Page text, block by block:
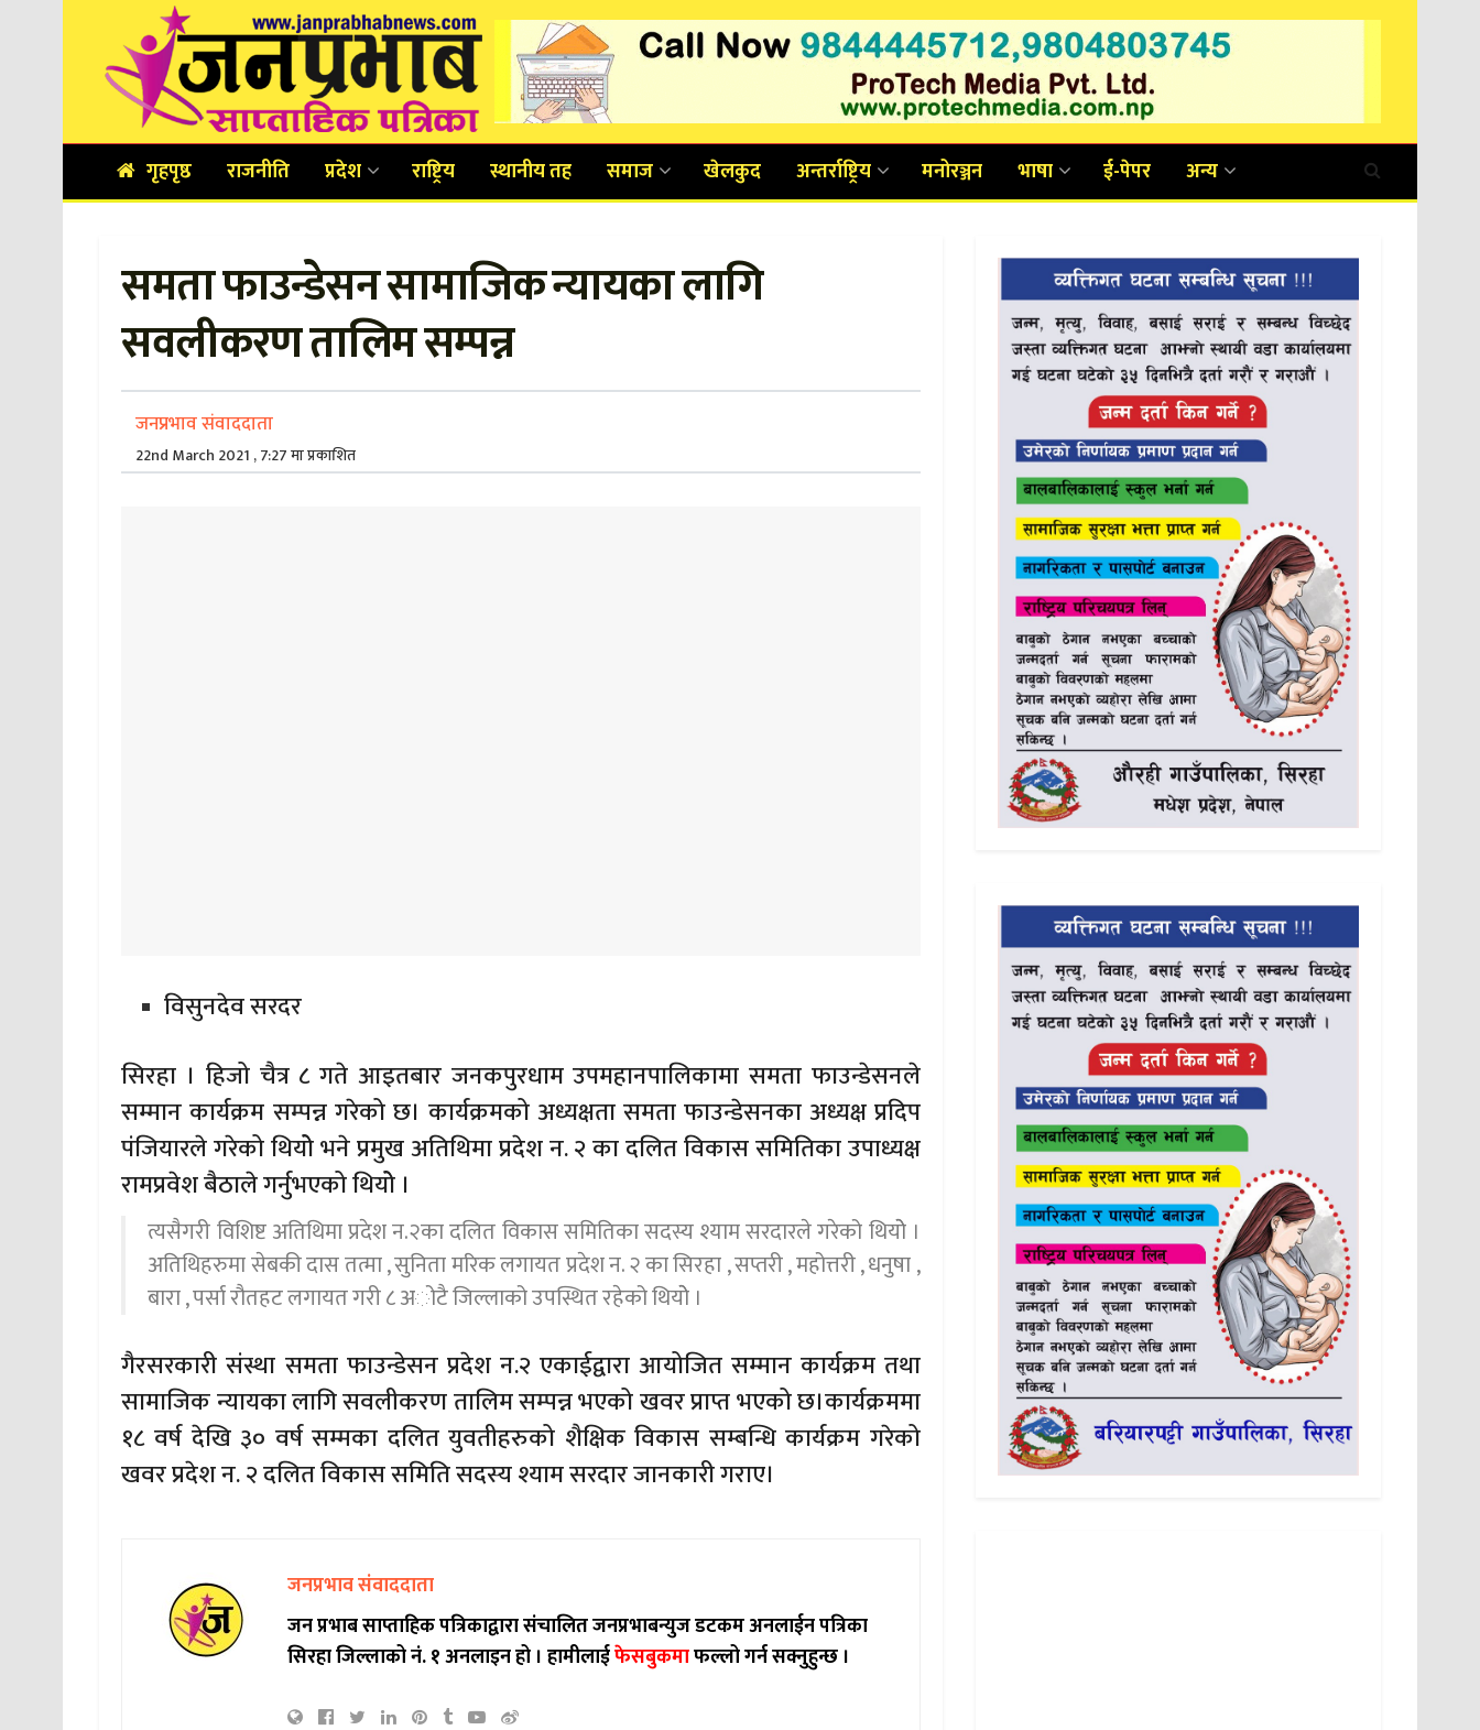
गृहपृष्ठ राजनीति प्रदेश राष्ट्रिय स्थानीय तह समाज खेलकुद अन्तर्राष्ट्रिय मनोरञ्जन भाषा ई-पेपर अन्य
समता फाउन्डेसन सामाजिक न्यायका लागि
सवलीकरण तालिम सम्पन्न
जनप्रभाव संवाददाता
22nd March 2021 , 7:27 मा प्रकाशित
विसुनदेव सरदर
सिरहा । हिजो चैत्र ८ गते आइतबार जनकपुरधाम उपमहानपालिकामा समता फाउन्डेसनले
सम्मान कार्यक्रम सम्पन्न गरेको छ। कार्यक्रमको अध्यक्षता समता फाउन्डेसनका अध्यक्ष प्रदिप
पंजियारले गरेको थियोे भने प्रमुख अतिथिमा प्रदेश न. २ का दलित विकास समितिका उपाध्यक्ष
रामप्रवेश बैठाले गर्नुभएको थियोे ।
त्यसैगरी विशिष्ट अतिथिमा प्रदेश न.२का दलित विकास समितिका सदस्य श्याम सरदारले गरेको थियोे ।
अतिथिहरुमा सेबकी दास तत्मा , सुनिता मरिक लगायत प्रदेश न. २ का सिरहा , सप्तरी , महोत्तरी , धनुषा ,
बारा , पर्सा रौतहट लगायत गरी ८ अोटै जिल्लाको उपस्थित रहेको थियोे ।
गैरसरकारी संस्था समता फाउन्डेसन प्रदेश न.२ एकाईद्वारा आयोजित सम्मान कार्यक्रम तथा
सामाजिक न्यायका लागि सवलीकरण तालिम सम्पन्न भएको खवर प्राप्त भएको छ।कार्यक्रममा
१८ वर्ष देखि ३० वर्ष सम्मका दलित युवतीहरुको शैक्षिक विकास सम्बन्धि कार्यक्रम गरेको
खवर प्रदेश न. २ दलित विकास समिति सदस्य श्याम सरदार जानकारी गराए।
जनप्रभाव संवाददाता
जन प्रभाब साप्ताहिक पत्रिकाद्वारा संचालित जनप्रभाबन्युज डटकम अनलाईन पत्रिका
सिरहा जिल्लाको नं. १ अनलाइन हो ।हामीलाईफेसबुकमाफल्लो गर्न सक्नुहुन्छ ।